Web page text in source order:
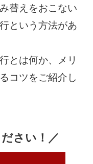
替えをおこない
という方法があ
とは何か、メリ
コツをご紹介し
さい！／